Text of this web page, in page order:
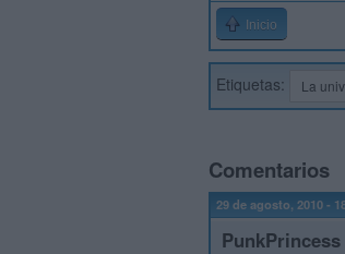
Inicio
Etiquetas: La
Comentarios
29 de agosto, 2010 -
PunkPrincess